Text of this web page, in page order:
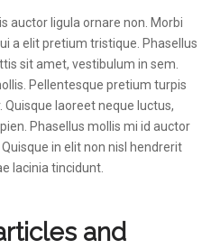
auctor ligula ornare non. Morbi
a elit pretium tristique. Phasellus
sit amet, vestibulum in sem.
Pellentesque pretium turpis
laoreet neque luctus,
Phasellus mollis mi id auctor
in elit non nisl hendrerit
lacinia tincidunt.
and